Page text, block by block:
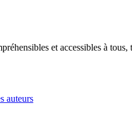
et accessibles à
auteurs